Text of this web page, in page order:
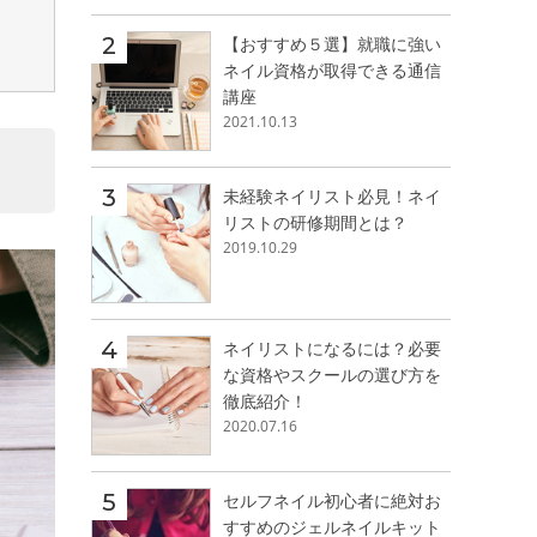
【おすすめ５選】就職に強い
ネイル資格が取得できる通信
講座
2021.10.13
未経験ネイリスト必見！ネイ
リストの研修期間とは？
2019.10.29
ネイリストになるには？必要
な資格やスクールの選び方を
徹底紹介！
2020.07.16
セルフネイル初心者に絶対お
すすめのジェルネイルキット